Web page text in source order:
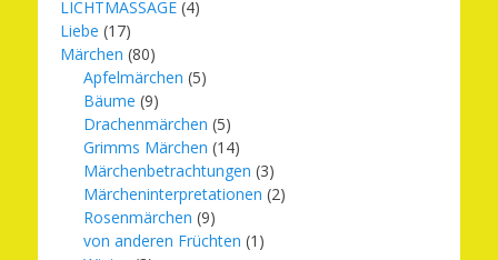
LICHTMASSAGE (4)
Liebe (17)
Märchen (80)
Apfelmärchen (5)
Bäume (9)
Drachenmärchen (5)
Grimms Märchen (14)
Märchenbetrachtungen (3)
Märcheninterpretationen (2)
Rosenmärchen (9)
von anderen Früchten (1)